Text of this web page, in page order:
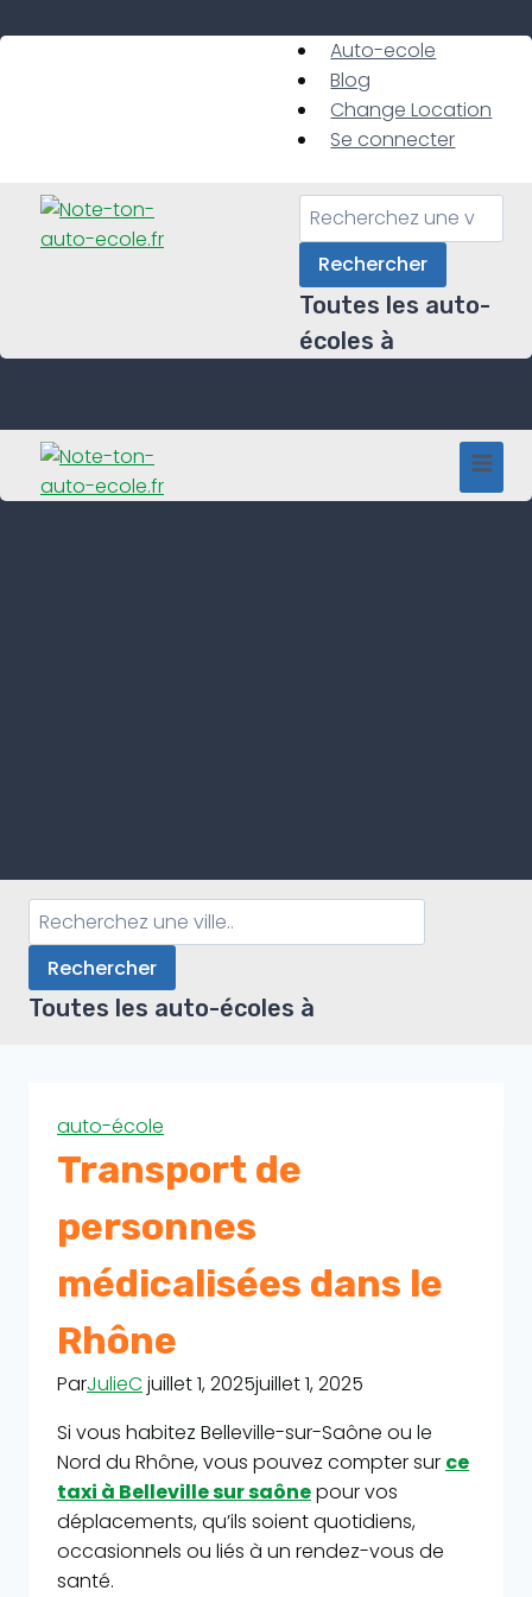
to
Auto-ecole
Blog
Change Location
Se connecter
Rechercher
Toutes les auto-
écoles à
Rechercher
Toutes les auto-écoles à
auto-école
Transport de
personnes
médicalisées dans le
Rhône
ParJulieCjuillet 1, 2025juillet 1, 2025
Si vous habitez Belleville-sur-Saône ou le
Nord du Rhône, vous pouvez compter sur ce
taxi à Belleville sur saônepour vos
déplacements, qu’ils soient quotidiens,
occasionnels ou liés à un rendez-vous de
santé.